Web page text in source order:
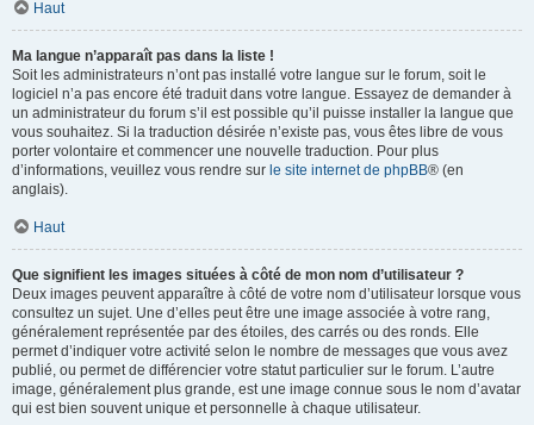
Haut
Ma langue n’apparaît pas dans la liste !
Soit les administrateurs n’ont pas installé votre langue sur le forum, soit le
logiciel n’a pas encore été traduit dans votre langue. Essayez de demander à
un administrateur du forum s’il est possible qu’il puisse installer la langue que
vous souhaitez. Si la traduction désirée n’existe pas, vous êtes libre de vous
porter volontaire et commencer une nouvelle traduction. Pour plus
d’informations, veuillez vous rendre sur le site internet de phpBB® (en
anglais).
Haut
Que signifient les images situées à côté de mon nom d’utilisateur ?
Deux images peuvent apparaître à côté de votre nom d’utilisateur lorsque vous
consultez un sujet. Une d’elles peut être une image associée à votre rang,
généralement représentée par des étoiles, des carrés ou des ronds. Elle
permet d’indiquer votre activité selon le nombre de messages que vous avez
publié, ou permet de différencier votre statut particulier sur le forum. L’autre
image, généralement plus grande, est une image connue sous le nom d’avatar
qui est bien souvent unique et personnelle à chaque utilisateur.